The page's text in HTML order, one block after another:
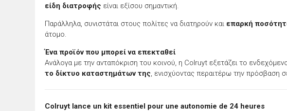
είδη διατροφής είναι εξίσου σημαντική.
Παράλληλα, συνιστάται στους πολίτες να διατηρούν και επαρκή
άτομο.
Ένα προϊόν που μπορεί να επεκταθεί
Ανάλογα με την ανταπόκριση του κοινού, η Colruyt εξετάζει το
το δίκτυο καταστημάτων της, ενισχύοντας περαιτέρω την πρόσβαση
Colruyt lance un kit essentiel pour une autonomie de 24 heures